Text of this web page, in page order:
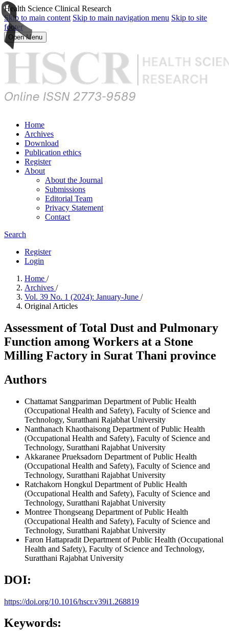
Health Science Clinical Research
Skip to main content Skip to main navigation menu Skip to site
footer
Open Menu
Home
Archives
Download
Publication ethics
Register
About
About the Journal
Submissions
Editorial Team
Privacy Statement
Contact
Search
Register
Login
Home /
Archives /
Vol. 39 No. 1 (2024): January-June /
Original Articles
Assessment of Total Dust and Pulmonary
Function among Workers at a Stone
Milling Factory in Surat Thani province
Authors
Chattamat Sangpariman Department of Public Health
(Occupational Health and Safety), Faculty of Science and
Technology, Suratthani Rajabhat University
Nanthanach Khaothaisong Department of Public Health
(Occupational Health and Safety), Faculty of Science and
Technology, Suratthani Rajabhat University
Akkaranee Prueksadorn Department of Public Health
(Occupational Health and Safety), Faculty of Science and
Technology, Suratthani Rajabhat University
Ratchakorn Hongkul Department of Public Health
(Occupational Health and Safety), Faculty of Science and
Technology, Suratthani Rajabhat University
Montree Thongseang Department of Public Health
(Occupational Health and Safety), Faculty of Science and
Technology, Suratthani Rajabhat University
Faron Hattapradit Department of Public Health (Occupational
Health and Safety), Faculty of Science and Technology,
Suratthani Rajabhat University
DOI:
https://doi.org/10.1016/hscr.v39i1.268819
Keywords: